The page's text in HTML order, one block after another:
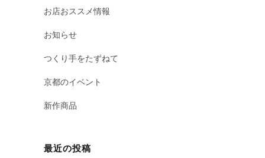
お店おススメ情報
お知らせ
つくり手をたずねて
京都のイベント
新作商品
最近の投稿